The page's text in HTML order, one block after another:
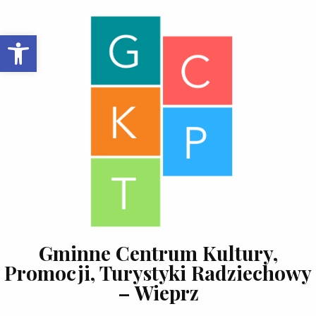
Open toolbar
Gminne Centrum Kultury,
Promocji, Turystyki Radziechowy
– Wieprz